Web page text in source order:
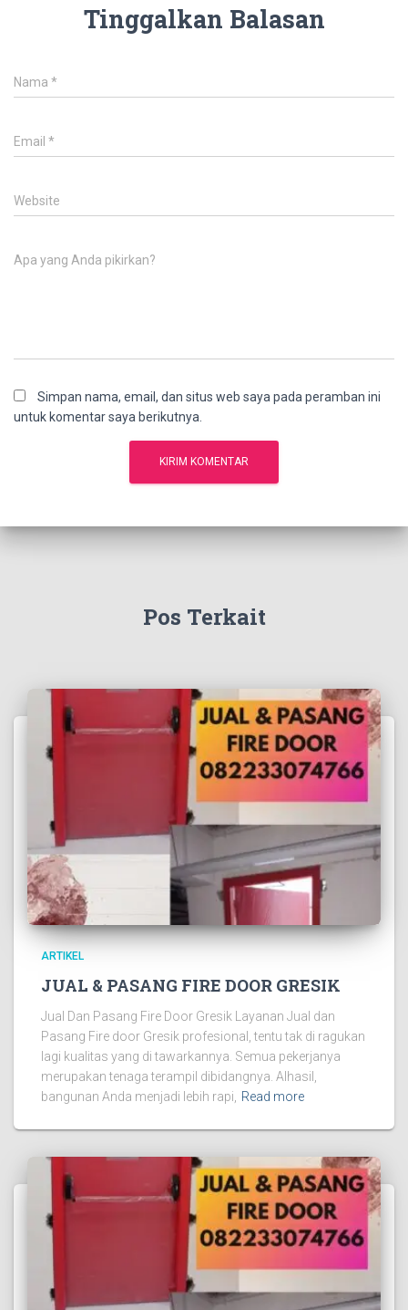
Tinggalkan Balasan
Nama *
Email *
Website
Apa yang Anda pikirkan?
Simpan nama, email, dan situs web saya pada peramban ini
untuk komentar saya berikutnya.
Pos Terkait
ARTIKEL
JUAL & PASANG FIRE DOOR GRESIK
Jual Dan Pasang Fire Door Gresik Layanan Jual dan
Pasang Fire door Gresik profesional, tentu tak di ragukan
lagi kualitas yang di tawarkannya. Semua pekerjanya
merupakan tenaga terampil dibidangnya. Alhasil,
bangunan Anda menjadi lebih rapi,
Read more